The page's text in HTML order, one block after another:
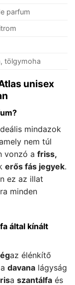
parfum
tölgymoha
unisex
mindazok
nem túl
vonzó a friss,
erős fás jegyek.
ez az illat
minden
által kínált
az élénkítő
davana lágyság
a szantálfa és